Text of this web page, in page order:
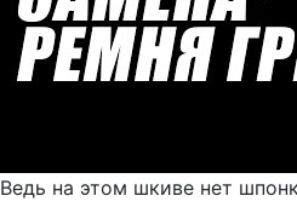
Ведь на этом шкиве нет